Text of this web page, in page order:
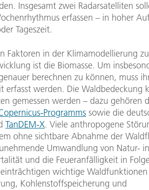
Insgesamt zwei Radarsatelliten
erfassen – in hoher
Tageszeit.
Faktoren in der Klimamodellierung
ist die Biomasse. Um
berechnen zu können, muss
werden. Die Waldbedeckung
gemessen werden – dazu gehören
Programms sowie die
TanDEM-X. Viele anthropogene
ohne sichtbare Abnahme der
Umwandlung von Natur- in
und die Feueranfälligkeit in
wichtige
Kohlenstoffspeicherung und